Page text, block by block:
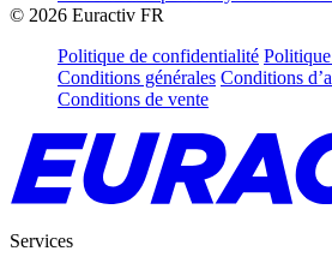
© 2026 Euractiv FR
Politique de confidentialité
Conditions générales Conditions
Conditions de vente
Services